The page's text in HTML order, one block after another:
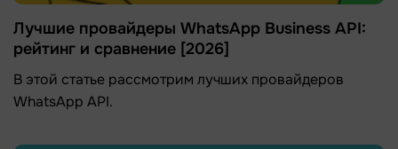
Лучшие провайдеры WhatsApp Business API:
рейтинг и сравнение [2026]
В этой статье рассмотрим лучших провайдеров
WhatsApp API.